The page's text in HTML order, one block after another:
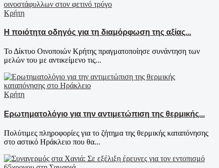
Κρήτη
Η ποιότητα οδηγός για τη διαμόρφωση της αξίας...
Το Δίκτυο Οινοποιών Κρήτης πραγματοποίησε συνάντηση των
μελών του με αντικείμενο τις...
Κρήτη
Ερωτηματολόγιο για την αντιμετώπιση της θερμικής...
Πολύτιμες πληροφορίες για το ζήτημα της θερμικής καταπόνησης
στο αστικό Ηράκλειο που θα...